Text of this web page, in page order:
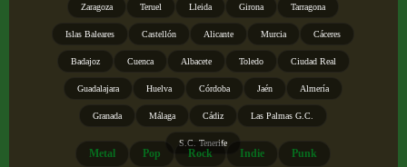
Zaragoza Teruel Lleida Girona Tarragona
Islas Baleares Castellón Alicante Murcia Cáceres
Badajoz Cuenca Albacete Toledo Ciudad Real
Guadalajara Huelva Córdoba Jaén Almería
Granada Málaga Cádiz Las Palmas G.C.
S.C. Tenerife
Metal Pop Rock Indie Punk